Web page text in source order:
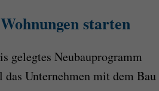
starten
gelegtes Neubauprogramm
Unternehmen mit dem Bau